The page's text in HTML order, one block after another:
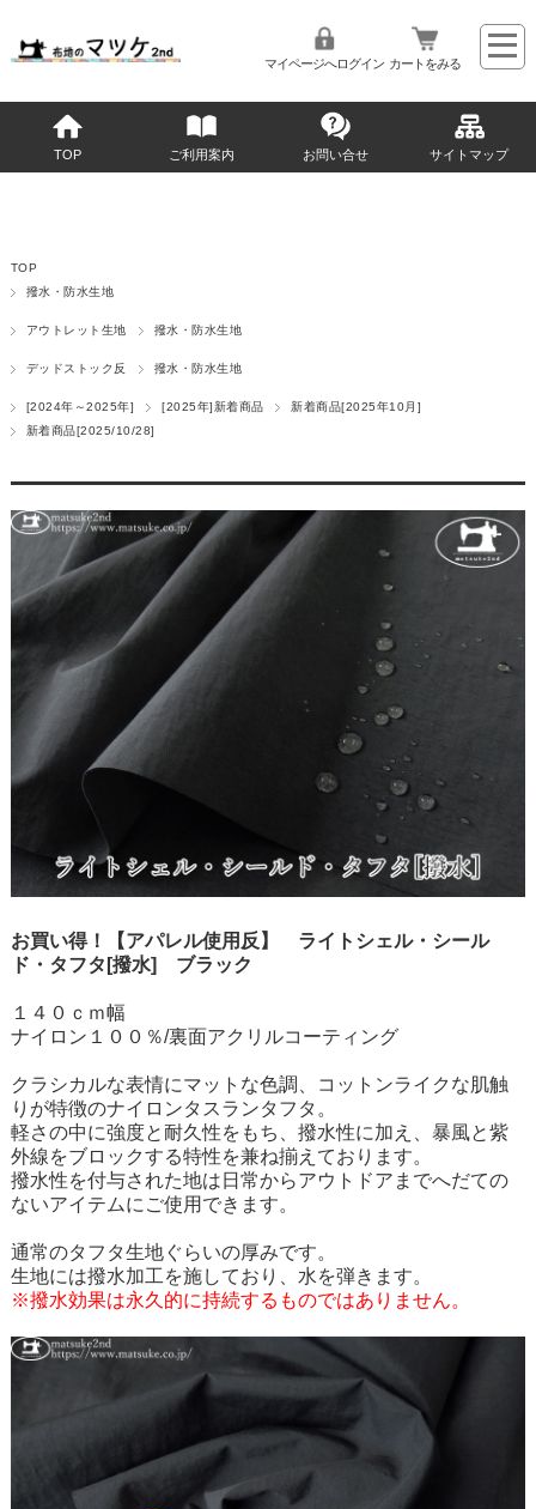
マイページへログイン カートをみる
TOP ご利用案内 お問い合せ サイトマップ
TOP
撥水・防水生地
アウトレット生地 撥水・防水生地
デッドストック反 撥水・防水生地
[2024年～2025年] [2025年]新着商品
新着商品[2025年10月]
新着商品[2025/10/28]
お買い得！【アパレル使用反】 ライトシェル・シール
ド・タフタ[撥水] ブラック
１４０ｃｍ幅
ナイロン１００％/裏面アクリルコーティング
クラシカルな表情にマットな色調、コットンライクな肌触
りが特徴のナイロンタスランタフタ。
軽さの中に強度と耐久性をもち、撥水性に加え、暴風と紫
外線をブロックする特性を兼ね揃えております。
撥水性を付与された地は日常からアウトドアまでへだての
ないアイテムにご使用できます。
通常のタフタ生地ぐらいの厚みです。
生地には撥水加工を施しており、水を弾きます。
※撥水効果は永久的に持続するものではありません。